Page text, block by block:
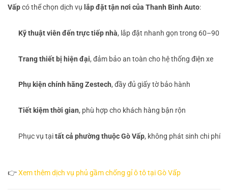
Vấpcó thể chọn dịch vụ lắp đặt tận nơi của Thanh Bình Auto:
Kỹ thuật viên đến trực tiếp nhà, lắp đặt nhanh gọn trong 60–90
Trang thiết bị hiện đại, đảm bảo an toàn cho hệ thống điện xe
Phụ kiện chính hãng Zestech, đầy đủ giấy tờ bảo hành
Tiết kiệm thời gian, phù hợp cho khách hàng bận rộn
Phục vụ tạitất cả phường thuộc Gò Vấp, không phát sinh chi phí
👉Xem thêm dịch vụ phủ gầm chống gỉ ô tô tại Gò Vấp